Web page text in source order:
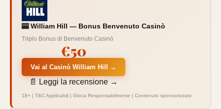
🎰 William Hill — Bonus Benvenuto Casinò
Triplo Bonus di Benvenuto Casinò
€50
Vai al Casinò William Hill →
📄 Leggi la recensione →
18+ | T&C Applicabili | Gioca Responsabilmente | Contenuto sponsorizzato